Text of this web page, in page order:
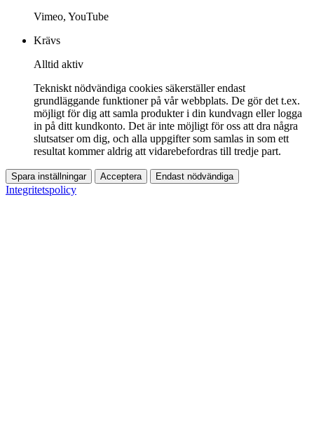
Vimeo, YouTube
Krävs
Alltid aktiv
Tekniskt nödvändiga cookies säkerställer endast
grundläggande funktioner på vår webbplats. De gör det t.ex.
möjligt för dig att samla produkter i din kundvagn eller logga
in på ditt kundkonto. Det är inte möjligt för oss att dra några
slutsatser om dig, och alla uppgifter som samlas in som ett
resultat kommer aldrig att vidarebefordras till tredje part.
Spara inställningar Acceptera Endast nödvändiga
Integritetspolicy